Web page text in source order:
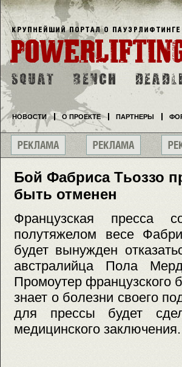
Бой Фабриса Тьоззо
быть отменен
Французская пресса
полутяжелом весе
будет вынужден
австралийца Пола
Промоутер французского
знает о болезни своего
для прессы будет
медицинского заключения.
НОВОСТИ О ПРОЕКТЕ ПАРТНЕРЫ